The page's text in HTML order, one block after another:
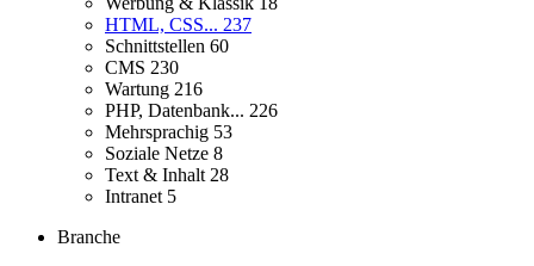
HTML, CSS... 237
Schnittstellen 60
CMS 230
Wartung 216
PHP, Datenbank... 226
Mehrsprachig 53
Soziale Netze 8
Text & Inhalt 28
Intranet 5
Branche